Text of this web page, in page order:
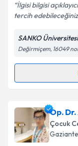
Kişisel
Metni'ni
İlgisi bilgisi
tercih
SANKO
Değirmiçem, 16049
Randevu
Dr. Öğr.
talebi
için bir takvim
Op.
Çocuk